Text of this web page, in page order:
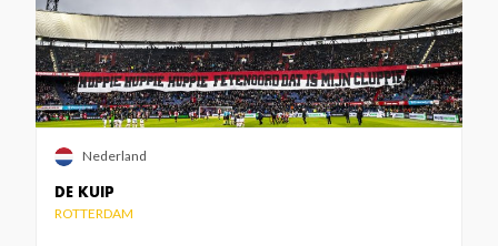
DE KUIP
ROTTERDAM
Nederland